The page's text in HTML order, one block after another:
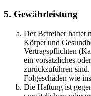
5. Gewährleistung
Der Betreiber haftet
Körper und
Vertragspflichten
ein vorsätzliches
zurückzuführen
Folgeschäden wie
Die Haftung ist